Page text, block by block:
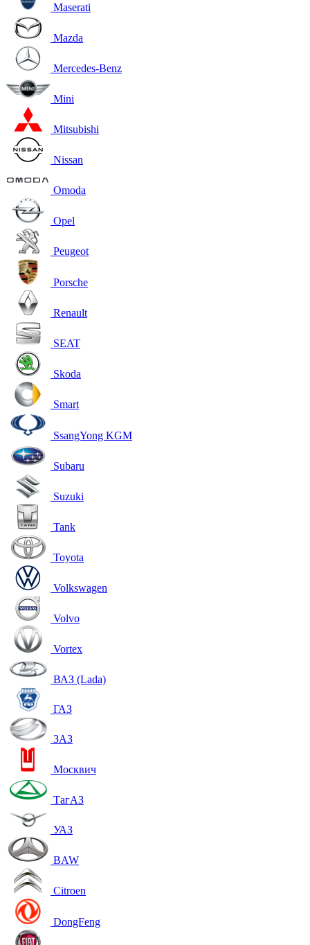
Maserati
Mazda
Mercedes-Benz
Mini
Mitsubishi
Nissan
Omoda
Opel
Peugeot
Porsche
Renault
SEAT
Skoda
Smart
SsangYong KGM
Subaru
Suzuki
Tank
Toyota
Volkswagen
Volvo
Vortex
ВАЗ (Lada)
ГАЗ
ЗАЗ
Москвич
ТагАЗ
УАЗ
BAW
Citroen
DongFeng